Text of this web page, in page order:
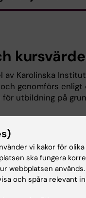
av Karolinska
genomförs enligt
utbildning på
vi kakor för
ska fungera
webbplatsen används.
och spåra relevant